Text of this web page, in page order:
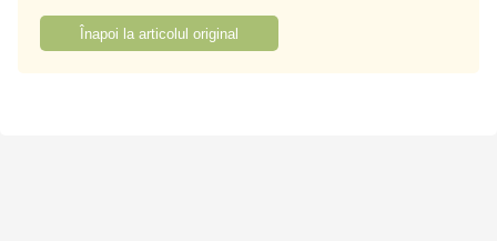
Înapoi la articolul original